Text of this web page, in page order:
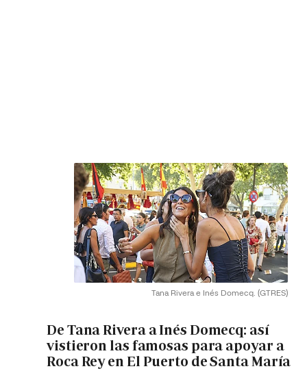
Tana Rivera e Inés Domecq. (GTRES)
De Tana Rivera a Inés Domecq: así
vistieron las famosas para apoyar a
Roca Rey en El Puerto de Santa María